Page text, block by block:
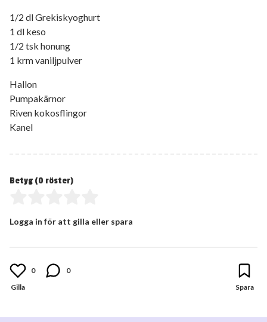
1/2 dl Grekiskyoghurt
1 dl keso
1/2 tsk honung
1 krm vaniljpulver
Hallon
Pumpakärnor
Riven kokosflingor
Kanel
Betyg (0 röster)
Logga in för att gilla eller spara
0 0